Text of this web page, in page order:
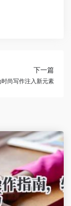
下一篇
尚写作注入新元素